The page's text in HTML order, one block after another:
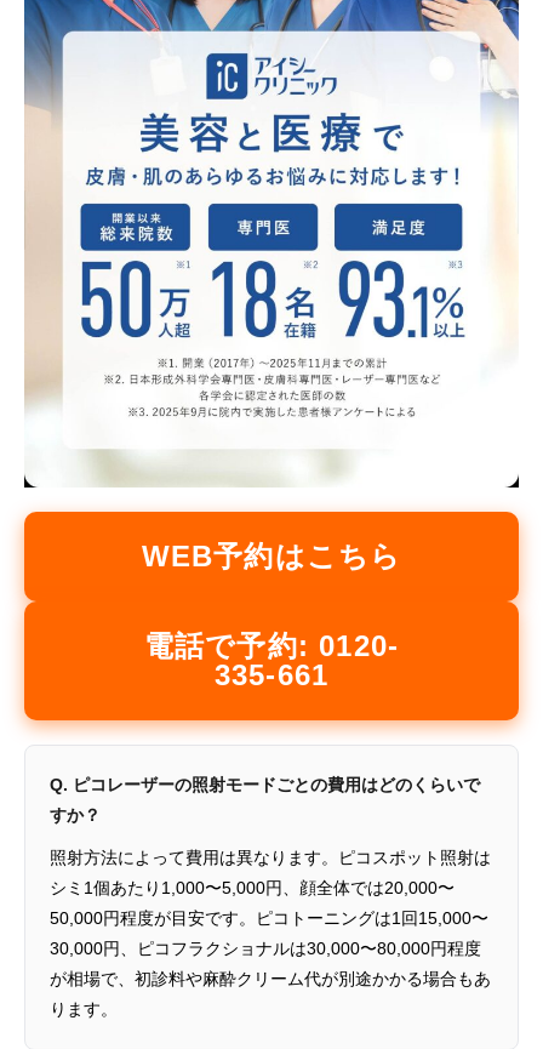
WEB予約はこちら
電話で予約: 0120-
335-661
Q. ピコレーザーの照射モードごとの費用はどのくらいで
すか？
照射方法によって費用は異なります。ピコスポット照射は
シミ1個あたり1,000〜5,000円、顔全体では20,000〜
50,000円程度が目安です。ピコトーニングは1回15,000〜
30,000円、ピコフラクショナルは30,000〜80,000円程度
が相場で、初診料や麻酔クリーム代が別途かかる場合もあ
ります。